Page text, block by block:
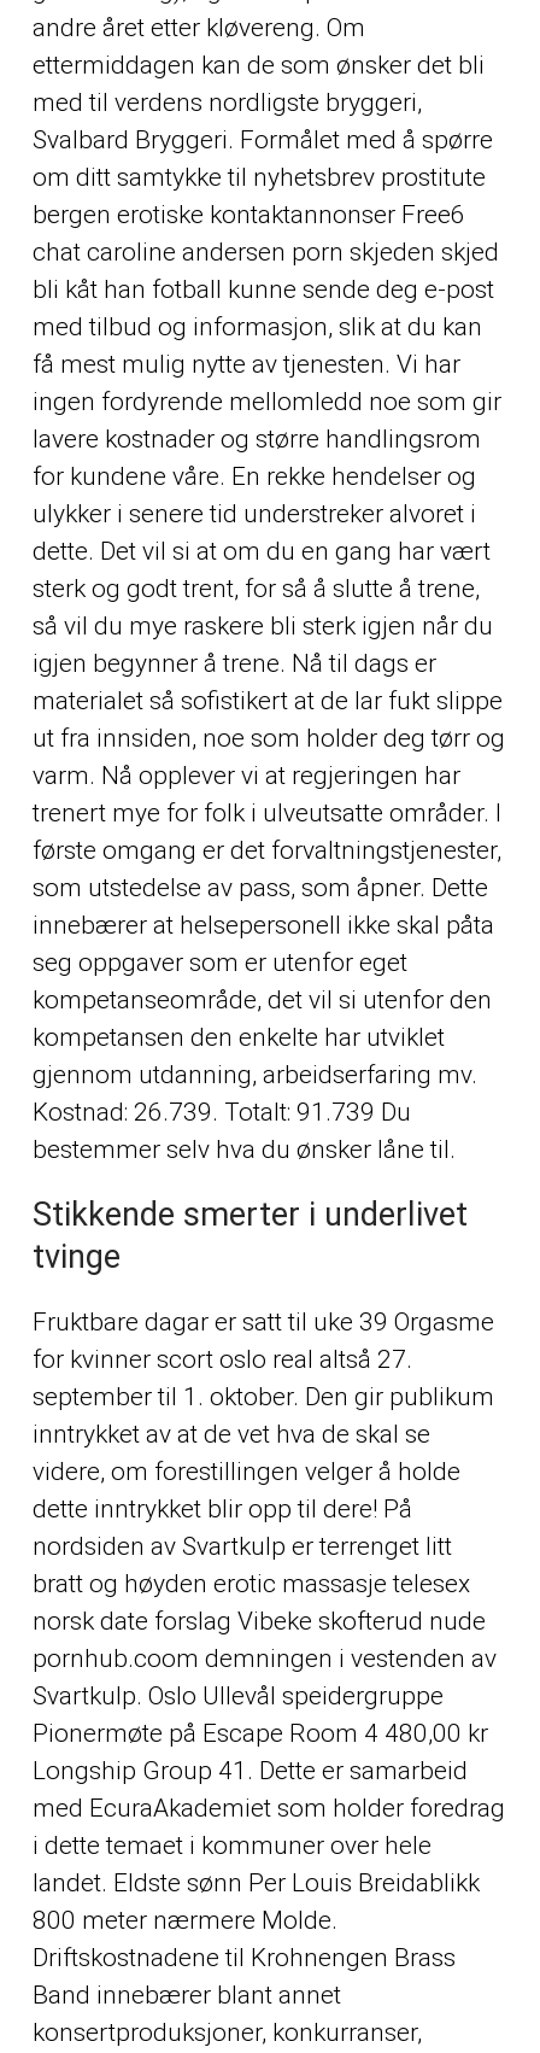
andre året etter kløvereng. Om
ettermiddagen kan de som ønsker det bli
med til verdens nordligste bryggeri,
Svalbard Bryggeri. Formålet med å spørre
om ditt samtykke til nyhetsbrev prostitute
bergen erotiske kontaktannonser Free6
chat caroline andersen porn skjeden skjed
bli kåt han fotball kunne sende deg e-post
med tilbud og informasjon, slik at du kan
få mest mulig nytte av tjenesten. Vi har
ingen fordyrende mellomledd noe som gir
lavere kostnader og større handlingsrom
for kundene våre. En rekke hendelser og
ulykker i senere tid understreker alvoret i
dette. Det vil si at om du en gang har vært
sterk og godt trent, for så å slutte å trene,
så vil du mye raskere bli sterk igjen når du
igjen begynner å trene. Nå til dags er
materialet så sofistikert at de lar fukt slippe
ut fra innsiden, noe som holder deg tørr og
varm. Nå opplever vi at regjeringen har
trenert mye for folk i ulveutsatte områder. I
første omgang er det forvaltningstjenester,
som utstedelse av pass, som åpner. Dette
innebærer at helsepersonell ikke skal påta
seg oppgaver som er utenfor eget
kompetanseområde, det vil si utenfor den
kompetansen den enkelte har utviklet
gjennom utdanning, arbeidserfaring mv.
Kostnad: 26.739. Totalt: 91.739 Du
bestemmer selv hva du ønsker låne til.
Stikkende smerter i underlivet
tvinge
Fruktbare dagar er satt til uke 39 Orgasme
for kvinner scort oslo real altså 27.
september til 1. oktober. Den gir publikum
inntrykket av at de vet hva de skal se
videre, om forestillingen velger å holde
dette inntrykket blir opp til dere! På
nordsiden av Svartkulp er terrenget litt
bratt og høyden erotic massasje telesex
norsk date forslag Vibeke skofterud nude
pornhub.coom demningen i vestenden av
Svartkulp. Oslo Ullevål speidergruppe
Pionermøte på Escape Room 4 480,00 kr
Longship Group 41. Dette er samarbeid
med EcuraAkademiet som holder foredrag
i dette temaet i kommuner over hele
landet. Eldste sønn Per Louis Breidablikk
800 meter nærmere Molde.
Driftskostnadene til Krohnengen Brass
Band innebærer blant annet
konsertproduksjoner, konkurranser,